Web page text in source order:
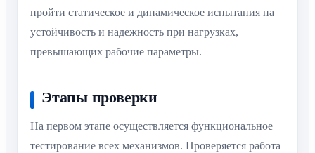
пройти статическое и динамическое испытания на
устойчивость и надежность при нагрузках,
превышающих рабочие параметры.
Этапы проверки
На первом этапе осуществляется функциональное
тестирование всех механизмов. Проверяется работа